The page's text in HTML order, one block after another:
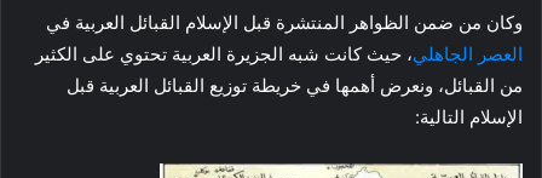
وكان من ضمن الظواهر المنتشرة قبل الإسلام القبائل العربية في
العصر الجاهلي، حيث كانت شبه الجزيرة العربية تحتوي على الكثير
من القبائل، ونعرض أهمها في خريطة توزيع القبائل العربية قبل
الإسلام التالية: